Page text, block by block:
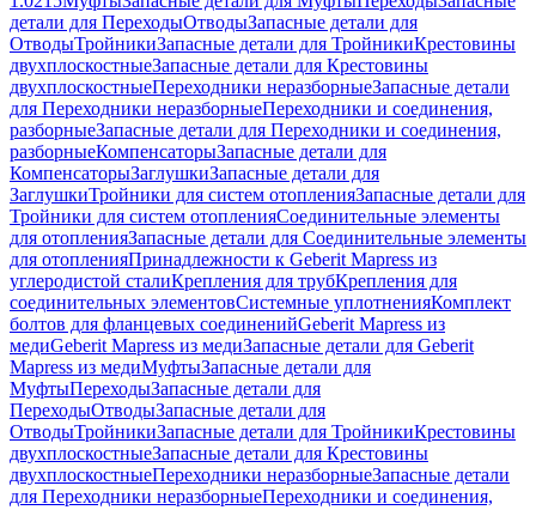
детали для ПереходыОтводыЗапасные детали для
ОтводыТройникиЗапасные детали для ТройникиКрестовины
двухплоскостныеЗапасные детали для Крестовины
двухплоскостныеПереходники неразборныеЗапасные детали
для Переходники неразборныеПереходники и соединения,
разборныеЗапасные детали для Переходники и соединения,
разборныеКомпенсаторыЗапасные детали для
КомпенсаторыЗаглушкиЗапасные детали для
ЗаглушкиТройники для систем отопленияЗапасные детали для
Тройники для систем отопленияСоединительные элементы
для отопленияЗапасные детали для Соединительные элементы
для отопленияПринадлежности к Geberit Mapress из
углеродистой сталиКрепления для трубКрепления для
соединительных элементовСистемные уплотненияКомплект
болтов для фланцевых соединенийGeberit Mapress из
медиGeberit Mapress из медиЗапасные детали для Geberit
Mapress из медиМуфтыЗапасные детали для
МуфтыПереходыЗапасные детали для
ПереходыОтводыЗапасные детали для
ОтводыТройникиЗапасные детали для ТройникиКрестовины
двухплоскостныеЗапасные детали для Крестовины
двухплоскостныеПереходники неразборныеЗапасные детали
для Переходники неразборныеПереходники и соединения,